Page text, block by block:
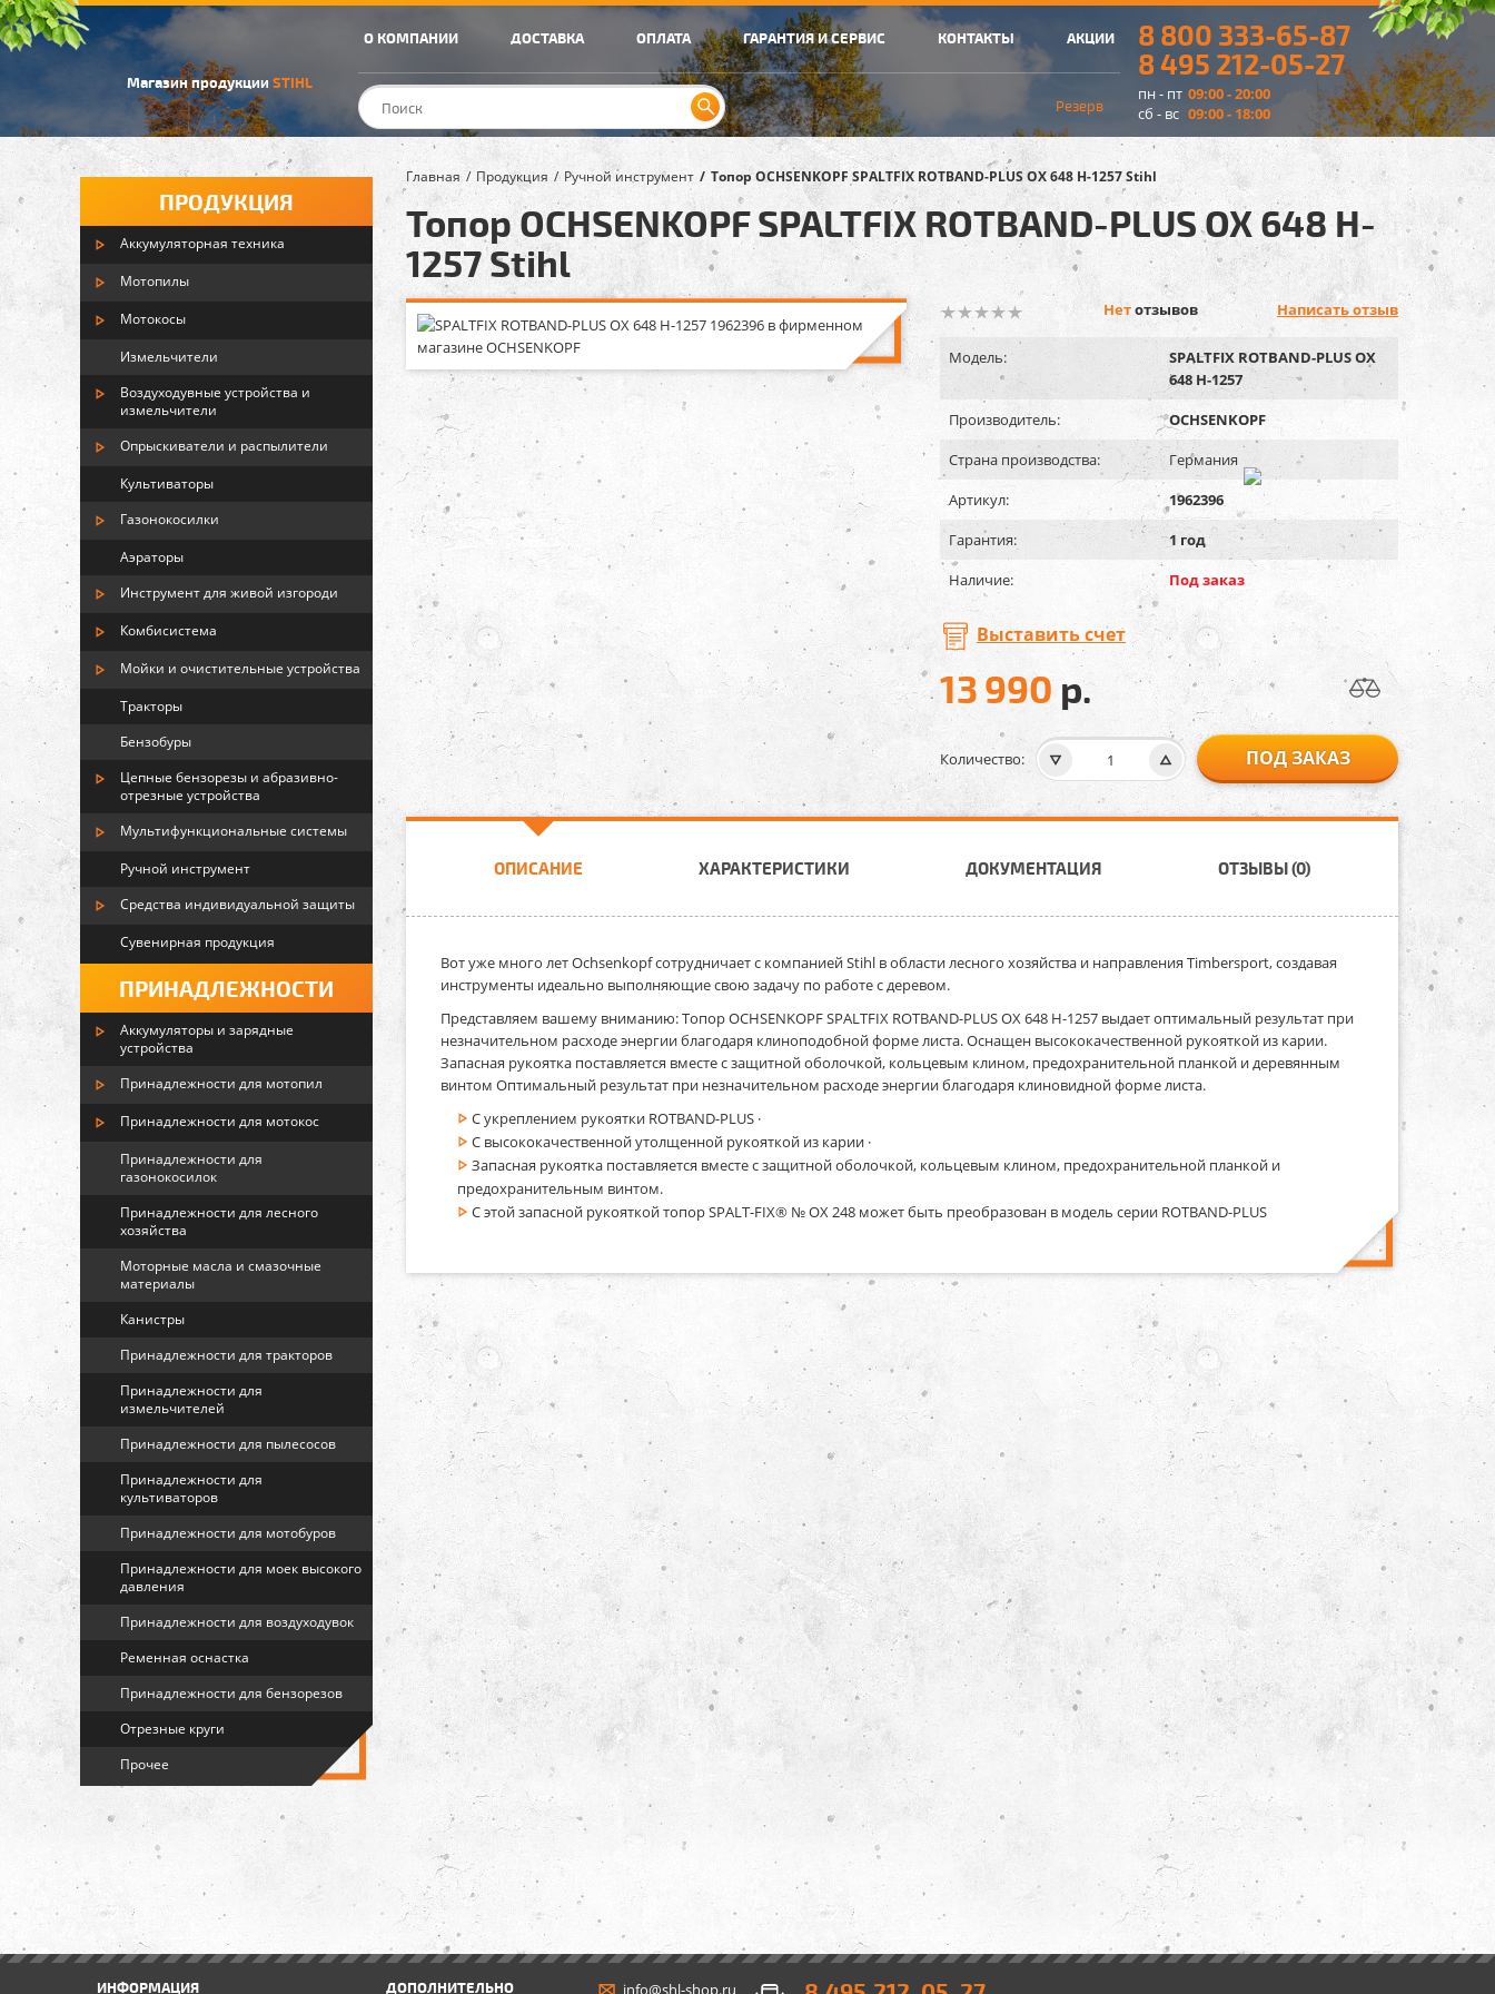
Магазин продукции STIHL
О КОМПАНИИ ДОСТАВКА ОПЛАТА ГАРАНТИЯ И СЕРВИС КОНТАКТЫ АКЦИИ
Резерв
8 800 333-65-87
8 495 212-05-27
пн - пт 09:00 - 20:00
сб - вс 09:00 - 18:00
ПРОДУКЦИЯ
Аккумуляторная техника
Мотопилы
Мотокосы
Измельчители
Воздуходувные устройства и
измельчители
Опрыскиватели и распылители
Культиваторы
Газонокосилки
Аэраторы
Инструмент для живой изгороди
Комбисистема
Мойки и очистительные устройства
Тракторы
Бензобуры
Цепные бензорезы и абразивно-
отрезные устройства
Мультифункциональные системы
Ручной инструмент
Средства индивидуальной защиты
Сувенирная продукция
ПРИНАДЛЕЖНОСТИ
Аккумуляторы и зарядные
устройства
Принадлежности для мотопил
Принадлежности для мотокос
Принадлежности для
газонокосилок
Принадлежности для лесного
хозяйства
Моторные масла и смазочные
материалы
Канистры
Принадлежности для тракторов
Принадлежности для
измельчителей
Принадлежности для пылесосов
Принадлежности для
культиваторов
Принадлежности для мотобуров
Принадлежности для моек высокого
давления
Принадлежности для воздуходувок
Ременная оснастка
Принадлежности для бензорезов
Отрезные круги
Прочее
Главная Продукция Ручной инструмент Топор OCHSENKOPF SPALTFIX ROTBAND-PLUS OX 648 H-1257 Stihl
Топор OCHSENKOPF SPALTFIX ROTBAND-PLUS OX 648 H-
1257 Stihl
Нетотзывов Написать отзыв
Модель:
SPALTFIX ROTBAND-PLUS OX
648 H-1257
Производитель:
OCHSENKOPF
Страна производства:
Германия
Артикул:
1962396
Гарантия:
1 год
Наличие:
Под заказ
Выставить счет
13 990 р.
Количество: ПОД ЗАКАЗ
ОПИСАНИЕ ХАРАКТЕРИСТИКИ ДОКУМЕНТАЦИЯ ОТЗЫВЫ (0)
Вот уже много лет Ochsenkopf сотрудничает с компанией Stihl в области лесного хозяйства и направления Timbersport, создавая
инструменты идеально выполняющие свою задачу по работе с деревом.
Представляем вашему вниманию: Топор OCHSENKOPF SPALTFIX ROTBAND-PLUS OX 648 H-1257 выдает оптимальный результат при
незначительном расходе энергии благодаря клиноподобной форме листа. Оснащен высококачественной рукояткой из карии.
Запасная рукоятка поставляется вместе с защитной оболочкой, кольцевым клином, предохранительной планкой и деревянным
винтом Оптимальный результат при незначительном расходе энергии благодаря клиновидной форме листа.
С укреплением рукоятки ROTBAND-PLUS ·
С высококачественной утолщенной рукояткой из карии ·
Запасная рукоятка поставляется вместе с защитной оболочкой, кольцевым клином, предохранительной планкой и
предохранительным винтом.
С этой запасной рукояткой топор SPALT-FIX® № OX 248 может быть преобразован в модель серии ROTBAND-PLUS
ИНФОРМАЦИЯ ДОПОЛНИТЕЛЬНО info@shl-shop.ru